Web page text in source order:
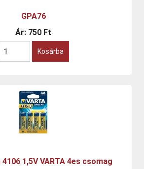
GPA76
Ár: 750 Ft
Kosárba
1,5V VARTA 4es csomag